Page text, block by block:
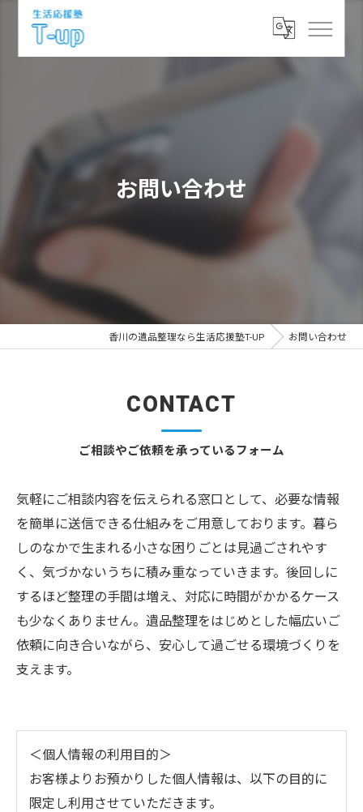
お問い合わせ
香川の遺品整理なら生活応援塾T-UP お問い合わせ
ご相談やご依頼を承っているフォーム
CONTACT
気軽にご相談内容を伝えられる窓口として、必要な情報
を簡単に送信できる仕組みをご用意しております。暮ら
しのなかで生まれる小さな困りごとは見過ごされやす
く、気づかないうちに積み重なっていきます。後回しに
するほど整理の手間は増え、対応に時間がかかるケース
も少なくありません。遺品整理をはじめとした幅広いご
依頼に向き合いながら、安心して過ごせる環境づくりを
支えます。
＜個人情報の利用目的＞
お客様よりお預かりした個人情報は、以下の目的に
限定し利用させていただきます。